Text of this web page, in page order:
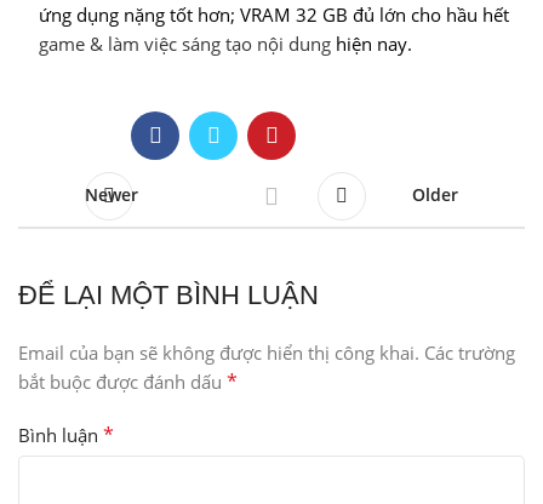
ứng dụng nặng tốt hơn; VRAM 32 GB đủ lớn cho hầu hết
game & làm việc sáng tạo nội dung hiện nay.
Newer Older
ĐỂ LẠI MỘT BÌNH LUẬN
Email của bạn sẽ không được hiển thị công khai. Các trường
bắt buộc được đánh dấu *
Bình luận *